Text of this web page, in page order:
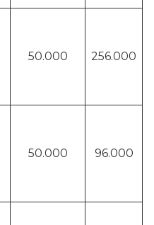
50.000 256.000
50.000 96.000